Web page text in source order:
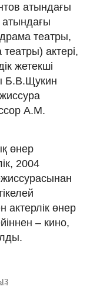
атындағы
театры,
актері,
жетекші
Б.В.Щукин
А.М.
өнер
2004
өнер
– кино,